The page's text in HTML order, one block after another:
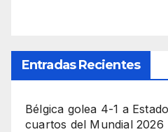
Entradas Recientes
Bélgica golea 4-1 a
cuartos del Mundial 2026